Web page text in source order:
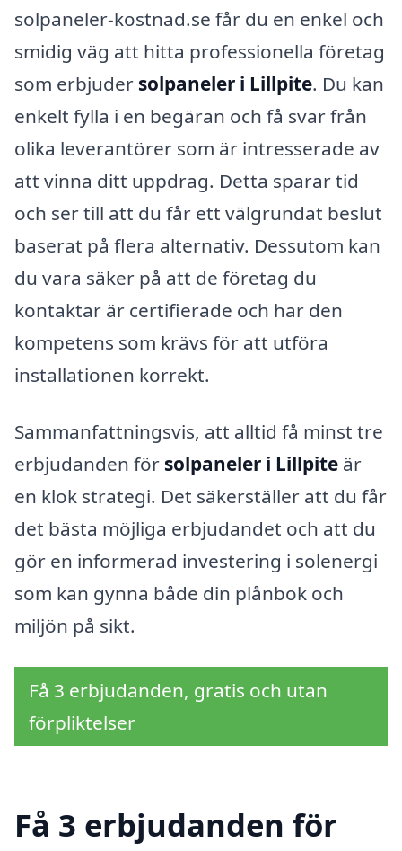
solpaneler-kostnad.se får du en enkel och
smidig väg att hitta professionella företag
som erbjuder solpaneler i Lillpite. Du kan
enkelt fylla i en begäran och få svar från
olika leverantörer som är intresserade av
att vinna ditt uppdrag. Detta sparar tid
och ser till att du får ett välgrundat beslut
baserat på flera alternativ. Dessutom kan
du vara säker på att de företag du
kontaktar är certifierade och har den
kompetens som krävs för att utföra
installationen korrekt.
Sammanfattningsvis, att alltid få minst tre
erbjudanden för solpaneler i Lillpite är
en klok strategi. Det säkerställer att du får
det bästa möjliga erbjudandet och att du
gör en informerad investering i solenergi
som kan gynna både din plånbok och
miljön på sikt.
Få 3 erbjudanden, gratis och utan
förpliktelser
Få 3 erbjudanden för